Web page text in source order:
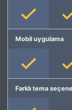
Mobil uygulama
Farklı tema